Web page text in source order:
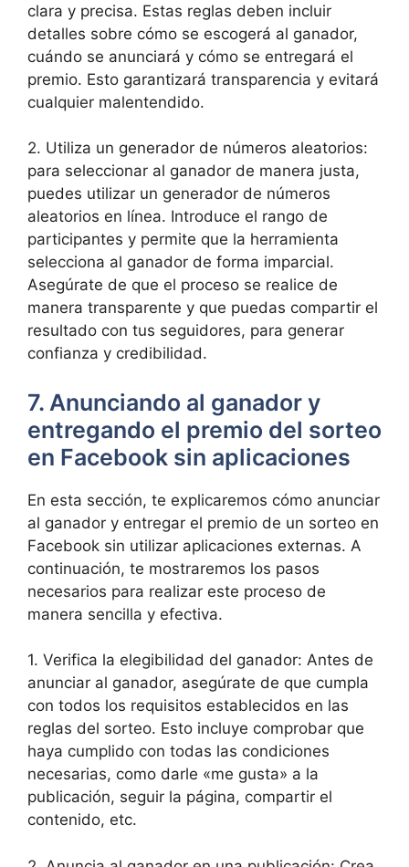
clara y precisa. Estas reglas deben incluir
detalles sobre cómo se escogerá al ganador,
cuándo se anunciará y cómo se entregará el
premio. Esto garantizará transparencia y evitará
cualquier malentendido.
2. Utiliza un generador de números aleatorios:
para seleccionar al ganador de manera justa,
puedes utilizar un generador de números
aleatorios en línea. Introduce el rango de
participantes y permite que la herramienta
selecciona al ganador de forma imparcial.
Asegúrate de que el proceso se realice de
manera transparente y que puedas compartir el
resultado con tus seguidores, para generar
confianza y credibilidad.
7. Anunciando al ganador y
entregando el premio del sorteo
en Facebook sin aplicaciones
En esta sección, te explicaremos cómo anunciar
al ganador y entregar el premio de un sorteo en
Facebook sin utilizar aplicaciones externas. A
continuación, te mostraremos los pasos
necesarios para realizar este proceso de
manera sencilla y efectiva.
1. Verifica la elegibilidad del ganador: Antes de
anunciar al ganador, asegúrate de que cumpla
con todos los requisitos establecidos en las
reglas del sorteo. Esto incluye comprobar que
haya cumplido con todas las condiciones
necesarias, como darle «me gusta» a la
publicación, seguir la página, compartir el
contenido, etc.